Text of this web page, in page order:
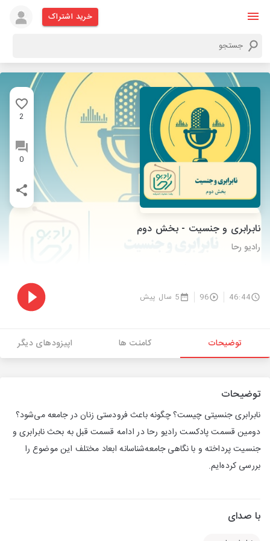
خرید اشتراک
2
0
نابرابری و جنسیت - بخش دوم
رادیو رحا
46:44
96 5 سال پیش
توضیحات کامنت ها اپیزودهای دیگر
توضیحات
نابرابری جنسیتی چیست؟ چگونه باعث فرودستی زنان در جامعه می‌شود؟
دومین قسمت پادکست رادیو رحا در ادامه قسمت قبل به بحث نابرابری و
جنسیت پرداخته و با نگاهی جامعه‌شناسانه ابعاد مختلف این موضوع را
بررسی کرده‌ایم.
با صدای